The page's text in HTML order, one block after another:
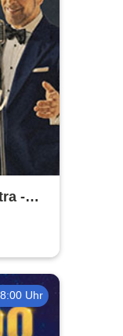
-
Uhr